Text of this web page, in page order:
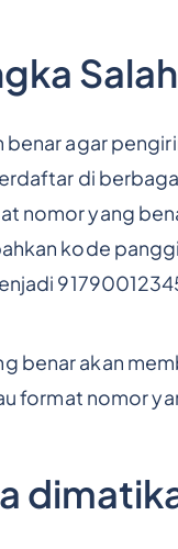
Salah
agar
di
nomor yang
kode
benar akan
format nomor